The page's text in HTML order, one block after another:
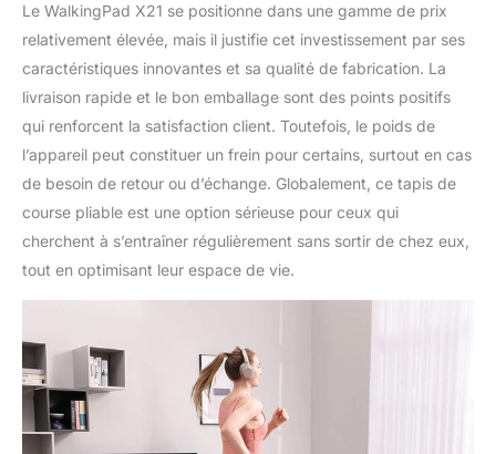
course ne se replie pas
vers le bas. Application
incluse - Le tapis de
course pliable
WalkingPad X21 se
connecte à votre
smartphone via
l'application KS Fit
(Google Play, iOS) afin
d'enregistrer votre
Bien entendu,
l'application n'est pas
tout à fait allumer le tapis
de course sans utiliser
l'application. Dans les
paramètres de
l'application, vous
Le WalkingPad X21 se positionne dans une gamme de prix
relativement élevée, mais il justifie cet investissement par ses
caractéristiques innovantes et sa qualité de fabrication. La
livraison rapide et le bon emballage sont des points positifs
qui renforcent la satisfaction client. Toutefois, le poids de
l’appareil peut constituer un frein pour certains, surtout en cas
de besoin de retour ou d’échange. Globalement, ce tapis de
course pliable est une option sérieuse pour ceux qui
cherchent à s’entraîner régulièrement sans sortir de chez eux,
tout en optimisant leur espace de vie.